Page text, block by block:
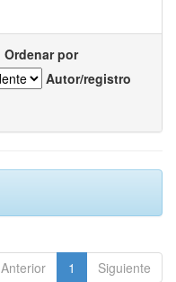
Ordenar por
Autor/registro
Anterior 1 Siguiente